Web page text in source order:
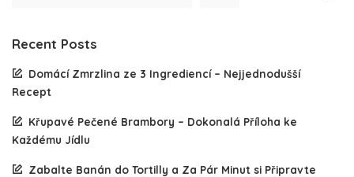
Recent Posts
Domácí Zmrzlina ze 3 Ingrediencí – Nejjednodušší
Recept
Křupavé Pečené Brambory – Dokonalá Příloha ke
Každému Jídlu
Zabalte Banán do Tortilly a Za Pár Minut si Připravte